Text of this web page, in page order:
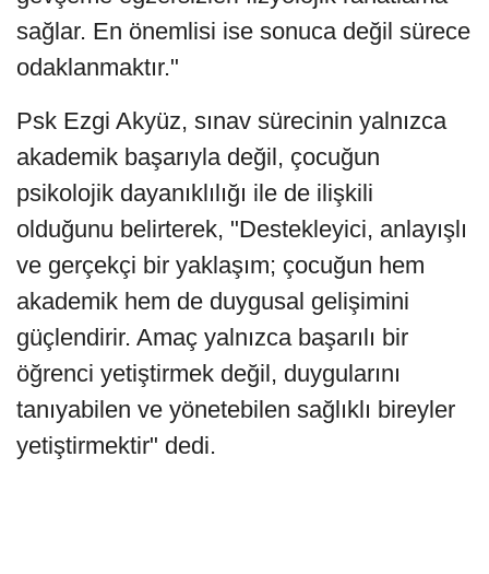
sağlar. En önemlisi ise sonuca değil sürece
odaklanmaktır."
Psk Ezgi Akyüz, sınav sürecinin yalnızca
akademik başarıyla değil, çocuğun
psikolojik dayanıklılığı ile de ilişkili
olduğunu belirterek, "Destekleyici, anlayışlı
ve gerçekçi bir yaklaşım; çocuğun hem
akademik hem de duygusal gelişimini
güçlendirir. Amaç yalnızca başarılı bir
öğrenci yetiştirmek değil, duygularını
tanıyabilen ve yönetebilen sağlıklı bireyler
yetiştirmektir" dedi.